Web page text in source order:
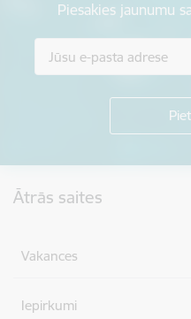
Piesakies jaunumu
Ātrās saites
Vakances
Iepirkumi